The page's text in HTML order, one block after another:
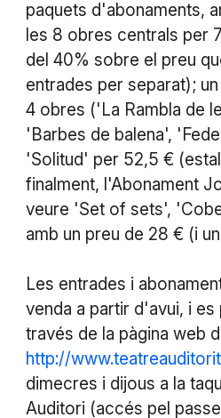
paquets d'abonaments,
les 8 obres centrals per
del 40% sobre el preu
entrades per separat);
4 obres ('La Rambla de
'Barbes de balena',
'Solitud' per 52,5 €
finalment, l'Abonament
veure 'Set of sets',
amb un preu de 28 € (i
Les entrades i
venda a partir d'avui, i es
través de la pàgina web
http://
dimecres i dijous a la
Auditori (accés pel